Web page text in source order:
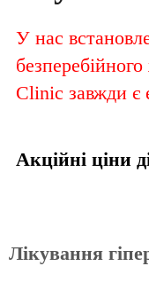
У нас
Clinic завжди є
Акційні ціни
Лікування